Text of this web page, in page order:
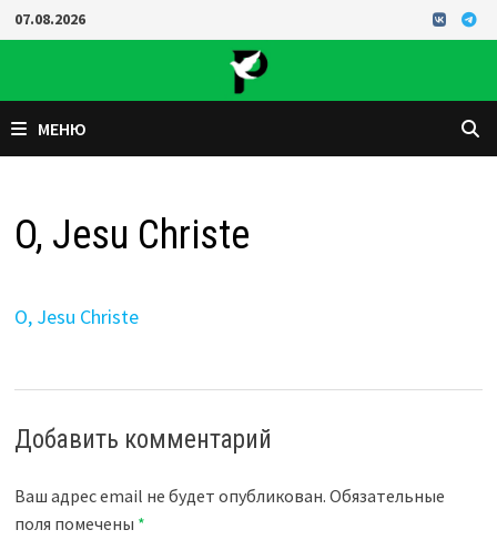
Перейти
к
07.08.2026
МЕНЮ
O, Jesu Christe
O, Jesu Christe
Добавить комментарий
Ваш адрес email не будет опубликован. Обязательные
поля помечены *